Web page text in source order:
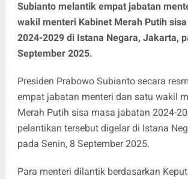
Subianto melantik empat jabatan
wakil menteri Kabinet Merah Putih
2024-2029 di Istana Negara, Jakarta,
September 2025.
Presiden Prabowo Subianto secara
empat jabatan menteri dan satu wakil
Merah Putih sisa masa jabatan 2024-
pelantikan tersebut digelar di Istana
pada Senin, 8 September 2025.
Para menteri dilantik berdasarkan